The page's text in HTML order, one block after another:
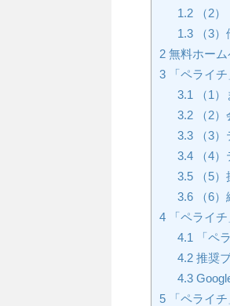
1.2（2）
1.3（3）
2 無料ホー
3 「ペライ
3.1 （1
3.2（2）
3.3（3）
3.4（4）
3.5（5）
3.6（6）
4 「ペライ
4.1 「ペ
4.2推奨
4.3
5 「ペライ